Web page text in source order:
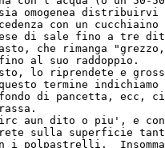
omogenea
con un
di sale fino a tre
che rimanga
al suo raddoppio.
lo riprendete e
termine
di pancetta, ecc,
aun dito o piu', e
sulla superficie
i polpastrelli.